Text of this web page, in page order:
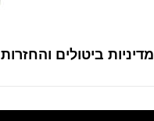
מדיניות ביטולים והחזרות